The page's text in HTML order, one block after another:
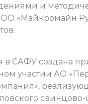
и
«Майкромайн
в САФУ создана
участии АО